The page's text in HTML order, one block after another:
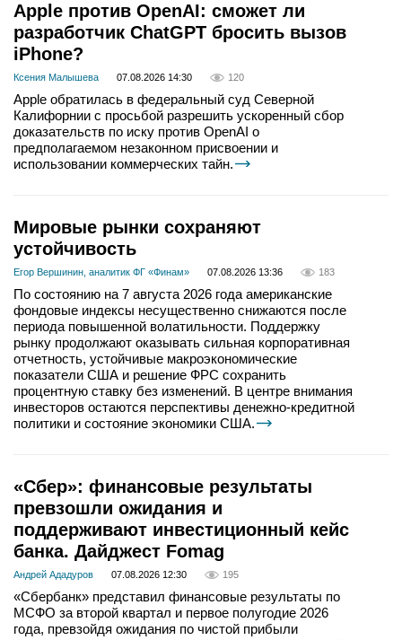
Apple против OpenAI: сможет ли
разработчик ChatGPT бросить вызов
iPhone?
Ксения Малышева 07.08.2026 14:30 120
Apple обратилась в федеральный суд Северной
Калифорнии с просьбой разрешить ускоренный сбор
доказательств по иску против OpenAI о
предполагаемом незаконном присвоении и
использовании коммерческих тайн.
Мировые рынки сохраняют
устойчивость
Егор Вершинин, аналитик ФГ «Финам» 07.08.2026 13:36 183
По состоянию на 7 августа 2026 года американские
фондовые индексы несущественно снижаются после
периода повышенной волатильности. Поддержку
рынку продолжают оказывать сильная корпоративная
отчетность, устойчивые макроэкономические
показатели США и решение ФРС сохранить
процентную ставку без изменений. В центре внимания
инвесторов остаются перспективы денежно-кредитной
политики и состояние экономики США.
«Сбер»: финансовые результаты
превзошли ожидания и
поддерживают инвестиционный кейс
банка. Дайджест Fomag
Андрей Ададуров 07.08.2026 12:30 195
«Сбербанк» представил финансовые результаты по
МСФО за второй квартал и первое полугодие 2026
года, превзойдя ожидания по чистой прибыли